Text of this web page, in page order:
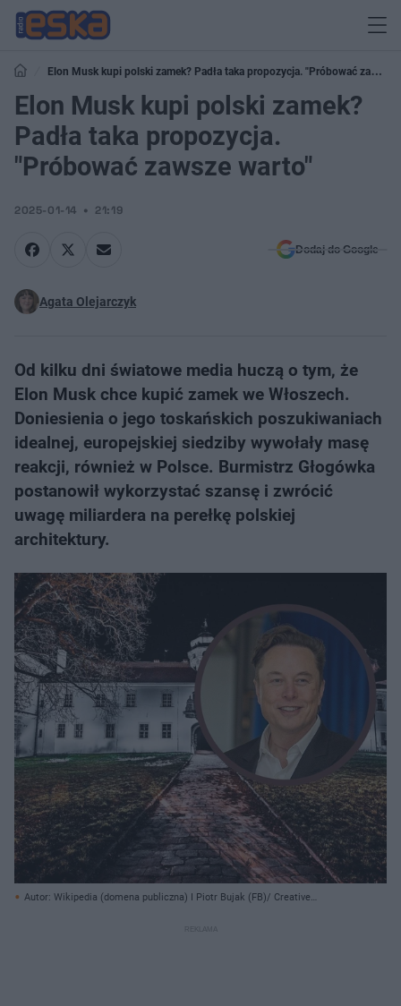
Elon Musk kupi polski zamek? Padła taka propozycja. "Próbować zawsze
warto"
Elon Musk kupi polski zamek?
Padła taka propozycja.
"Próbować zawsze warto"
2025-01-14 21:19
Dodaj do Google
Agata Olejarczyk
Od kilku dni światowe media huczą o tym, że
Elon Musk chce kupić zamek we Włoszech.
Doniesienia o jego toskańskich poszukiwaniach
idealnej, europejskiej siedziby wywołały masę
reakcji, również w Polsce. Burmistrz Głogówka
postanowił wykorzystać szansę i zwrócić
uwagę miliardera na perełkę polskiej
architektury.
Autor: Wikipedia (domena publiczna) I Piotr Bujak (FB)/ Creative